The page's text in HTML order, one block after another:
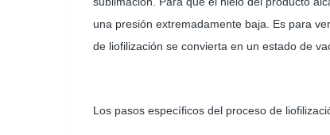
una presión extremadamente baja. Es para
de liofilización se convierta en un estado de
Los pasos específicos del proceso de